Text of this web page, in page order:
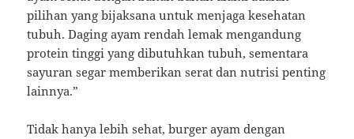
pilihan yang bijaksana untuk menjaga kesehatan
tubuh. Daging ayam rendah lemak mengandung
protein tinggi yang dibutuhkan tubuh, sementara
sayuran segar memberikan serat dan nutrisi penting
lainnya.”
Tidak hanya lebih sehat, burger ayam dengan